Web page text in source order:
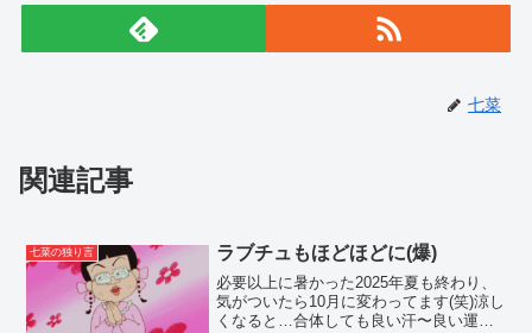
七菜
関連記事
七菜の独り言 ラブチュもほどほどに(爆)
必要以上に暑かった2025年夏も終わり、
気がついたら10月に変わってます(笑)涼し
くなると…合体しても良い汗〜良い運動